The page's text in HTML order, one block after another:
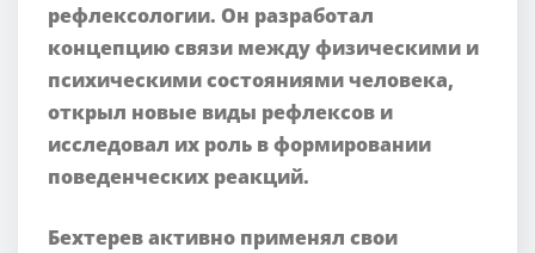
рефлексологии. Он разработал
концепцию связи между физическими и
психическими состояниями человека,
открыл новые виды рефлексов и
исследовал их роль в формировании
поведенческих реакций.
Бехтерев активно применял свои